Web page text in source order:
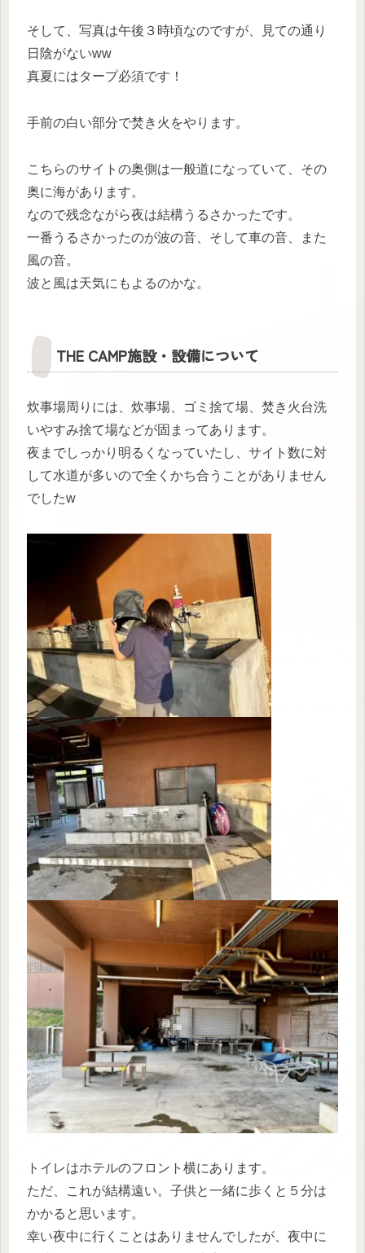
そして、写真は午後３時頃なのですが、見ての通り
日陰がないww
真夏にはタープ必須です！
手前の白い部分で焚き火をやります。
こちらのサイトの奥側は一般道になっていて、その
奥に海があります。
なので残念ながら夜は結構うるさかったです。
一番うるさかったのが波の音、そして車の音、また
風の音。
波と風は天気にもよるのかな。
THE CAMP施設・設備について
炊事場周りには、炊事場、ゴミ捨て場、焚き火台洗
いやすみ捨て場などが固まってあります。
夜までしっかり明るくなっていたし、サイト数に対
して水道が多いので全くかち合うことがありません
でしたw
トイレはホテルのフロント横にあります。
ただ、これが結構遠い。子供と一緒に歩くと５分は
かかると思います。
幸い夜中に行くことはありませんでしたが、夜中に